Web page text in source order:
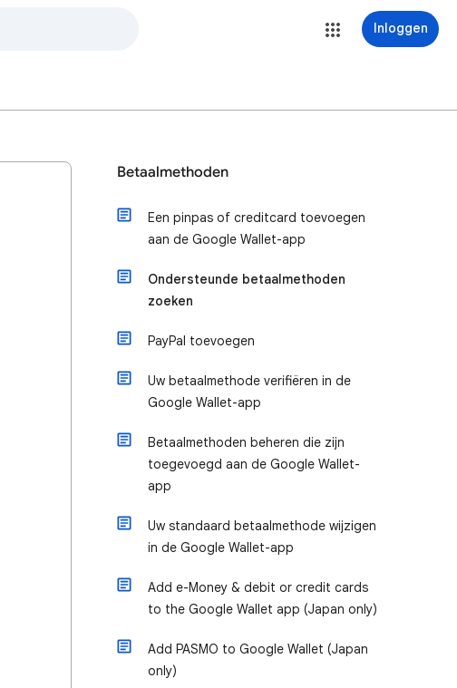
Inloggen
Betaalmethoden
Een pinpas of creditcard toevoegen
aan de Google Wallet-app
Ondersteunde betaalmethoden
zoeken
PayPal toevoegen
Uw betaalmethode verifiëren in de
Google Wallet-app
Betaalmethoden beheren die zijn
toegevoegd aan de Google Wallet-
app
Uw standaard betaalmethode wijzigen
in de Google Wallet-app
Add e-Money & debit or credit cards
to the Google Wallet app (Japan only)
Add PASMO to Google Wallet (Japan
only)